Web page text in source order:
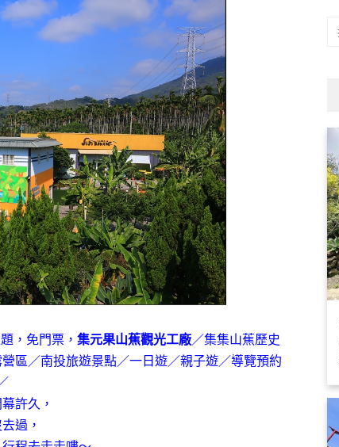
，免門票，集元果山蕉觀光工廠／集集山蕉歷史
區 ／南投旅遊景點／一日遊／親子遊／導覽預約
許久，
過，